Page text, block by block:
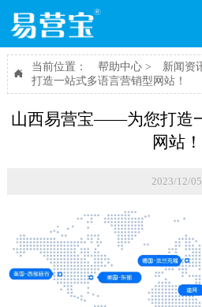

当前位置： 帮助中心> 新闻资
打造一站式多语言营销型网站！
山西易营宝——为您打造
网站！
2023/12/05